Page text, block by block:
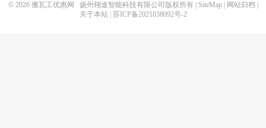
© 2026 搬瓦工优惠网 扬州翎途智能科技有限公司版权所有 | SiteMap| 网站归档
关于本站| 苏ICP备2021038092号-2